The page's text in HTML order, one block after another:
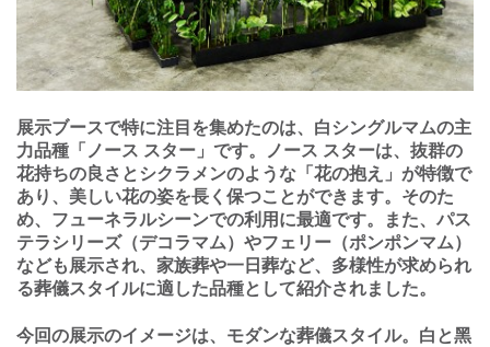
展⽰ブースで特に注⽬を集めたのは、⽩シングルマムの主
⼒品種「ノース スター」です。ノース スターは、抜群の
花持ちの良さとシクラメンのような「花の抱え」が特徴で
あり、美しい花の姿を⻑く保つことができます。そのた
め、フューネラルシーンでの利⽤に最適です。また、パス
テラシリーズ（デコラマム）やフェリー（ポンポンマム）
なども展⽰され、家族葬や⼀⽇葬など、多様性が求められ
る葬儀スタイルに適した品種として紹介されました。
今回の展⽰のイメージは、モダンな葬儀スタイル。⽩と⿊